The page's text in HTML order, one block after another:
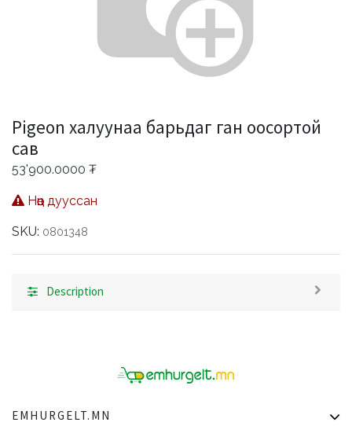
Pigeon халуунаа барьдаг ган оосортой
сав
53'900.0000 ₮
Нөөц дууссан
SKU: 0801348
Description
EMHURGELT.MN